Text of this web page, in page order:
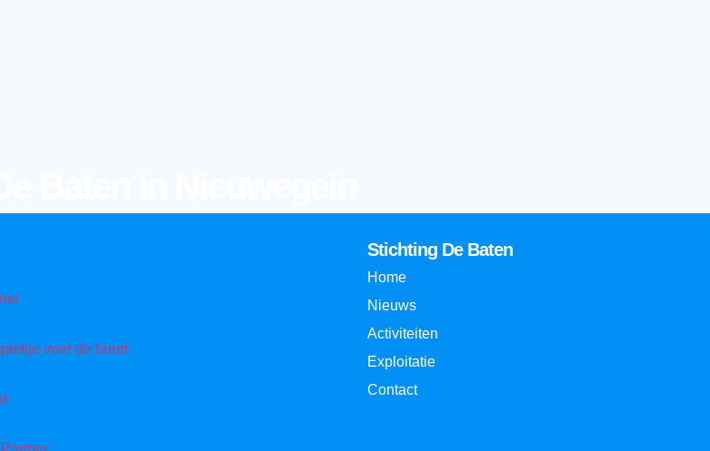
voor de buurt
Stichting De Baten
Home
Nieuws
Activiteiten
Exploitatie
Contact